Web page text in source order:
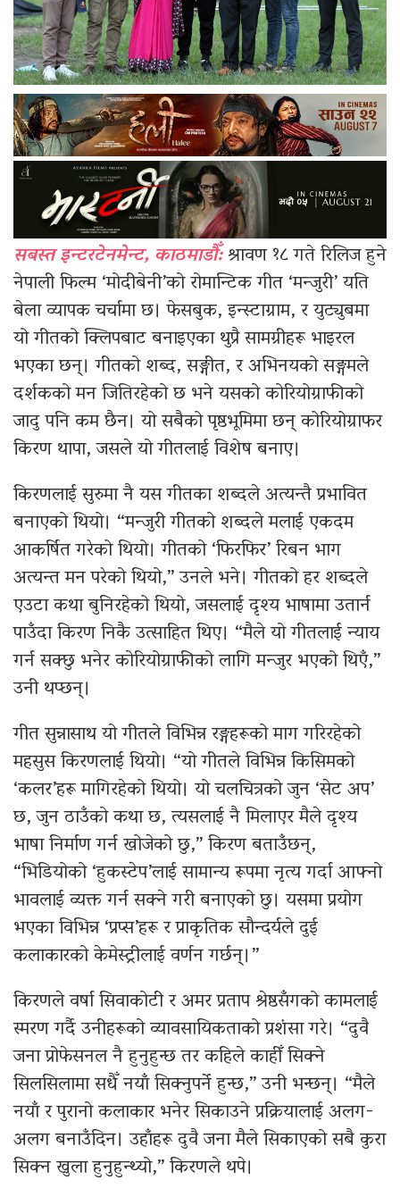
सबस्त इन्टरटेनमेन्ट, काठमाडौँ:श्रावण १८ गते रिलिज हुने
नेपाली फिल्म ‘मोदीबेनी’को रोमान्टिक गीत ‘मन्जुरी’ यति
बेला व्यापक चर्चामा छ। फेसबुक, इन्स्टाग्राम, र युट्युबमा
यो गीतको क्लिपबाट बनाइएका थुप्रै सामग्रीहरू भाइरल
भएका छन्। गीतको शब्द, सङ्गीत, र अभिनयको सङ्गमले
दर्शकको मन जितिरहेको छ भने यसको कोरियोग्राफीको
जादु पनि कम छैन। यो सबैको पृष्ठभूमिमा छन् कोरियोग्राफर
किरण थापा, जसले यो गीतलाई विशेष बनाए।
किरणलाई सुरुमा नै यस गीतका शब्दले अत्यन्तै प्रभावित
बनाएको थियो। “मन्जुरी गीतको शब्दले मलाई एकदम
आकर्षित गरेको थियो। गीतको ‘फिरफिर’ रिबन भाग
अत्यन्त मन परेको थियो,” उनले भने। गीतको हर शब्दले
एउटा कथा बुनिरहेको थियो, जसलाई दृश्य भाषामा उतार्न
पाउँदा किरण निकै उत्साहित थिए। “मैले यो गीतलाई न्याय
गर्न सक्छु भनेर कोरियोग्राफीको लागि मन्जुर भएको थिएँ,”
उनी थप्छन्।
गीत सुन्नासाथ यो गीतले विभिन्न रङ्गहरूको माग गरिरहेको
महसुस किरणलाई थियो। “यो गीतले विभिन्न किसिमको
‘कलर’हरू मागिरहेको थियो। यो चलचित्रको जुन ‘सेट अप’
छ, जुन ठाउँको कथा छ, त्यसलाई नै मिलाएर मैले दृश्य
भाषा निर्माण गर्न खोजेको छु,” किरण बताउँछन्,
“भिडियोको ‘हुकस्टेप’लाई सामान्य रूपमा नृत्य गर्दा आफ्नो
भावलाई व्यक्त गर्न सक्ने गरी बनाएको छु। यसमा प्रयोग
भएका विभिन्न ‘प्रप्स’हरू र प्राकृतिक सौन्दर्यले दुई
कलाकारको केमेस्ट्रीलाई वर्णन गर्छन्।”
किरणले वर्षा सिवाकोटी र अमर प्रताप श्रेष्ठसँगको कामलाई
स्मरण गर्दै उनीहरूको व्यावसायिकताको प्रशंसा गरे। “दुवै
जना प्रोफेसनल नै हुनुहुन्छ तर कहिले काहीँ सिक्ने
सिलसिलामा सधैँ नयाँ सिक्नुपर्ने हुन्छ,” उनी भन्छन्। “मैले
नयाँ र पुरानो कलाकार भनेर सिकाउने प्रक्रियालाई अलग-
अलग बनाउँदिन। उहाँहरू दुवै जना मैले सिकाएको सबै कुरा
सिक्न खुला हुनुहुन्थ्यो,” किरणले थपे।